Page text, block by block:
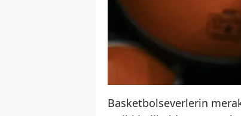
Basketbolseverlerin